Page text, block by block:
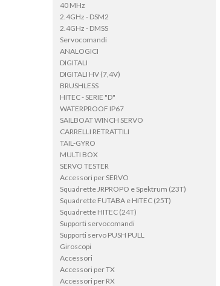
40 MHz
2.4GHz - DSM2
2.4GHz - DMSS
Servocomandi
ANALOGICI
DIGITALI
DIGITALI HV (7,4V)
BRUSHLESS
HITEC - SERIE "D"
WATERPROOF IP67
SAILBOAT WINCH SERVO
CARRELLI RETRATTILI
TAIL-GYRO
MULTI BOX
SERVO TESTER
Accessori per SERVO
Squadrette JRPROPO e Spektrum (23T)
Squadrette FUTABA e HITEC (25T)
Squadrette HITEC (24T)
Supporti servocomandi
Supporti servo PUSH PULL
Giroscopi
Accessori
Accessori per TX
Accessori per RX